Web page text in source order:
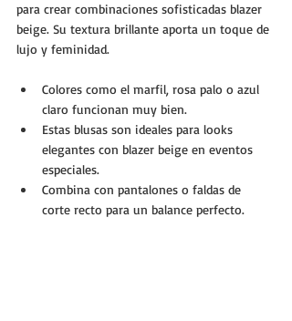
para crear combinaciones sofisticadas blazer
beige. Su textura brillante aporta un toque de
lujo y feminidad.
Colores como el marfil, rosa palo o azul
claro funcionan muy bien.
Estas blusas son ideales para looks
elegantes con blazer beige en eventos
especiales.
Combina con pantalones o faldas de
corte recto para un balance perfecto.